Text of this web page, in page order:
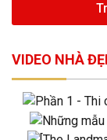
VIDEO NHÀ